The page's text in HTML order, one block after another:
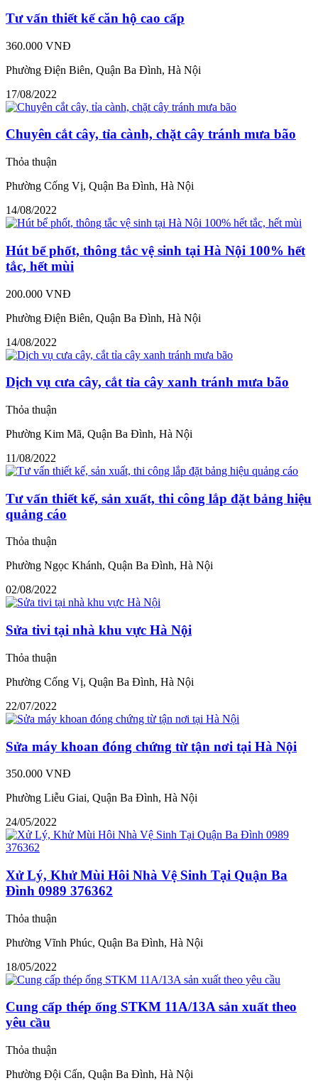
Tư vấn thiết kế căn hộ cao cấp
360.000 VNĐ
Phường Điện Biên, Quận Ba Đình, Hà Nội
17/08/2022
Chuyên cắt cây, tỉa cành, chặt cây tránh mưa bão
Thỏa thuận
Phường Cống Vị, Quận Ba Đình, Hà Nội
14/08/2022
Hút bể phốt, thông tắc vệ sinh tại Hà Nội 100% hết
tắc, hết mùi
200.000 VNĐ
Phường Điện Biên, Quận Ba Đình, Hà Nội
14/08/2022
Dịch vụ cưa cây, cắt tỉa cây xanh tránh mưa bão
Thỏa thuận
Phường Kim Mã, Quận Ba Đình, Hà Nội
11/08/2022
Tư vấn thiết kế, sản xuất, thi công lắp đặt bảng hiệu
quảng cáo
Thỏa thuận
Phường Ngọc Khánh, Quận Ba Đình, Hà Nội
02/08/2022
Sửa tivi tại nhà khu vực Hà Nội
Thỏa thuận
Phường Cống Vị, Quận Ba Đình, Hà Nội
22/07/2022
Sửa máy khoan đóng chứng từ tận nơi tại Hà Nội
350.000 VNĐ
Phường Liễu Giai, Quận Ba Đình, Hà Nội
24/05/2022
Xử Lý, Khử Mùi Hôi Nhà Vệ Sinh Tại Quận Ba
Đình 0989 376362
Thỏa thuận
Phường Vĩnh Phúc, Quận Ba Đình, Hà Nội
18/05/2022
Cung cấp thép ống STKM 11A/13A sản xuất theo
yêu cầu
Thỏa thuận
Phường Đội Cấn, Quận Ba Đình, Hà Nội